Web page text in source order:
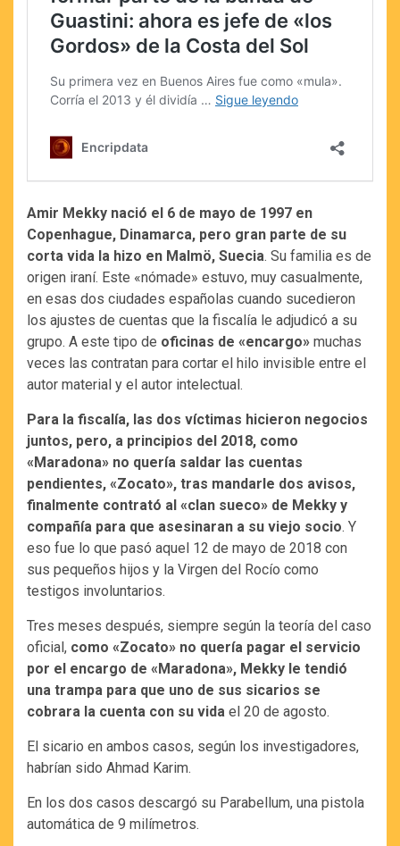
Amir Mekky nació el 6 de mayo de 1997 en
Copenhague, Dinamarca, pero gran parte de su
corta vida la hizo en Malmö, Suecia. Su familia es de
origen iraní. Este «nómade» estuvo, muy casualmente,
en esas dos ciudades españolas cuando sucedieron
los ajustes de cuentas que la fiscalía le adjudicó a su
grupo. A este tipo de oficinas de «encargo» muchas
veces las contratan para cortar el hilo invisible entre el
autor material y el autor intelectual.
Para la fiscalía, las dos víctimas hicieron negocios
juntos, pero, a principios del 2018, como
«Maradona» no quería saldar las cuentas
pendientes, «Zocato», tras mandarle dos avisos,
finalmente contrató al «clan sueco» de Mekky y
compañía para que asesinaran a su viejo socio. Y
eso fue lo que pasó aquel 12 de mayo de 2018 con
sus pequeños hijos y la Virgen del Rocío como
testigos involuntarios.
Tres meses después, siempre según la teoría del caso
oficial, como «Zocato» no quería pagar el servicio
por el encargo de «Maradona», Mekky le tendió
una trampa para que uno de sus sicarios se
cobrara la cuenta con su vida el 20 de agosto.
El sicario en ambos casos, según los investigadores,
habrían sido Ahmad Karim.
En los dos casos descargó su Parabellum, una pistola
automática de 9 milímetros.